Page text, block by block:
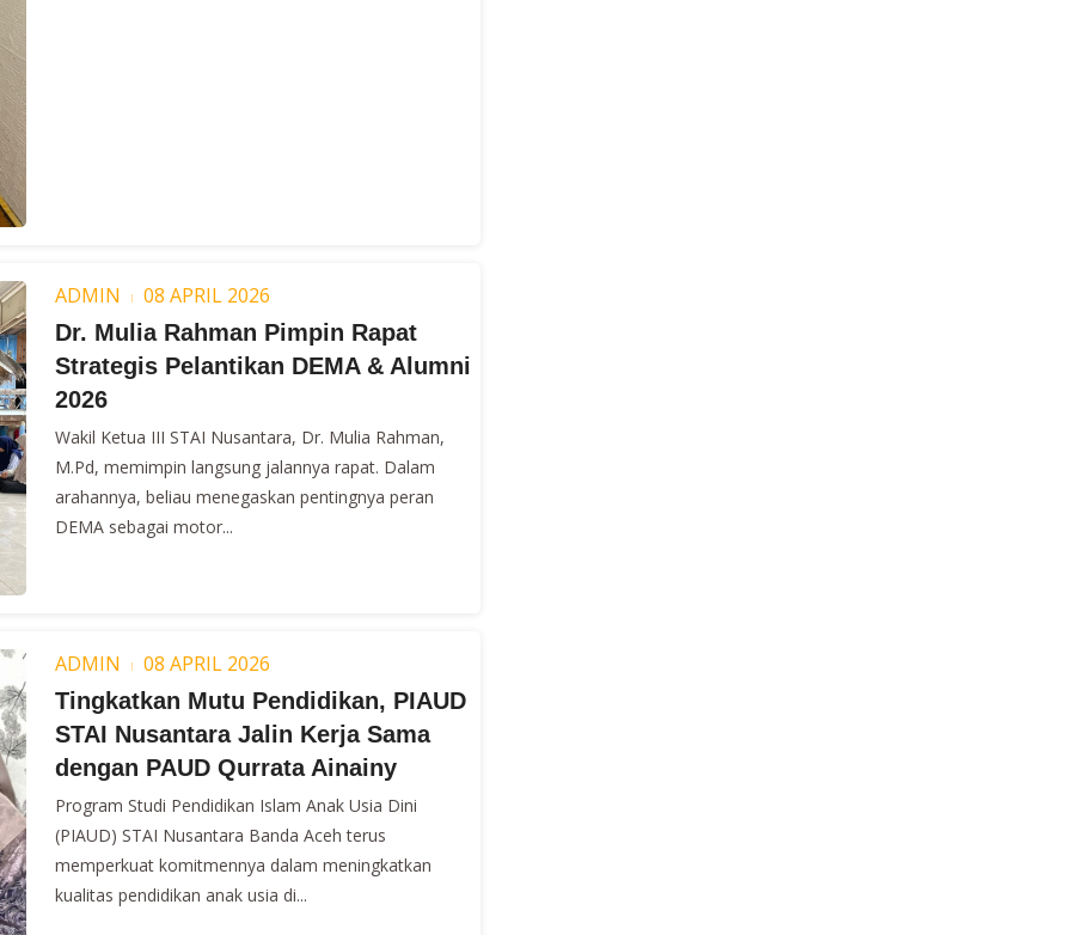
ADMIN
08 APRIL 2026
Dr. Mulia Rahman Pimpin Rapat
Strategis Pelantikan DEMA & Alumni
2026
Wakil Ketua III STAI Nusantara, Dr. Mulia Rahman,
M.Pd, memimpin langsung jalannya rapat. Dalam
arahannya, beliau menegaskan pentingnya peran
DEMA sebagai motor...
ADMIN
08 APRIL 2026
Tingkatkan Mutu Pendidikan, PIAUD
STAI Nusantara Jalin Kerja Sama
dengan PAUD Qurrata Ainainy
Program Studi Pendidikan Islam Anak Usia Dini
(PIAUD) STAI Nusantara Banda Aceh terus
memperkuat komitmennya dalam meningkatkan
kualitas pendidikan anak usia di...